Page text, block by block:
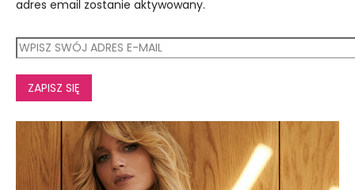
adres email zostanie aktywowany.
ZAPISZ SIĘ